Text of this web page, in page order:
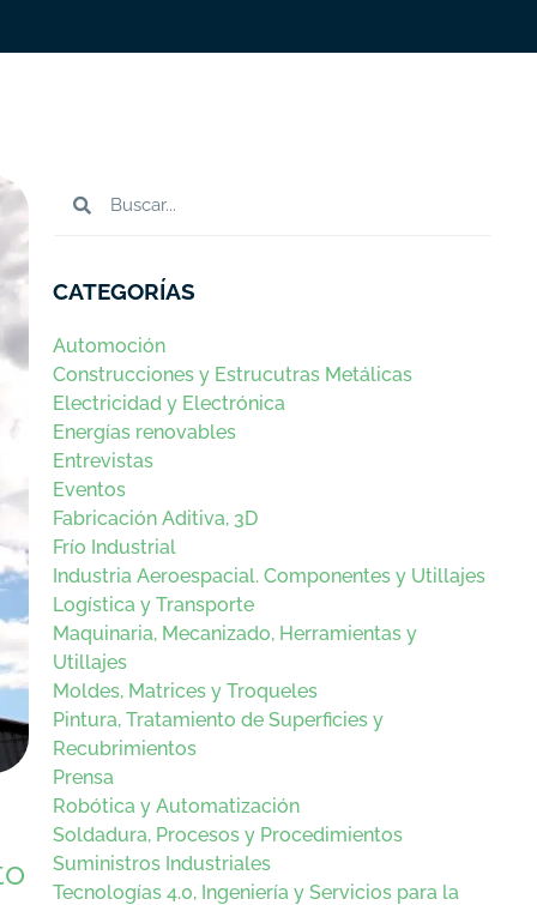
CATEGORÍAS
Automoción
Construcciones y Estrucutras Metálicas
Electricidad y Electrónica
Energías renovables
Entrevistas
Eventos
Fabricación Aditiva, 3D
Frío Industrial
Industria Aeroespacial. Componentes y Utillajes
Logística y Transporte
Maquinaria, Mecanizado, Herramientas y
Utillajes
Moldes, Matrices y Troqueles
Pintura, Tratamiento de Superficies y
Recubrimientos
Prensa
Robótica y Automatización
Soldadura, Procesos y Procedimientos
Suministros Industriales
Tecnologías 4.0, Ingeniería y Servicios para la